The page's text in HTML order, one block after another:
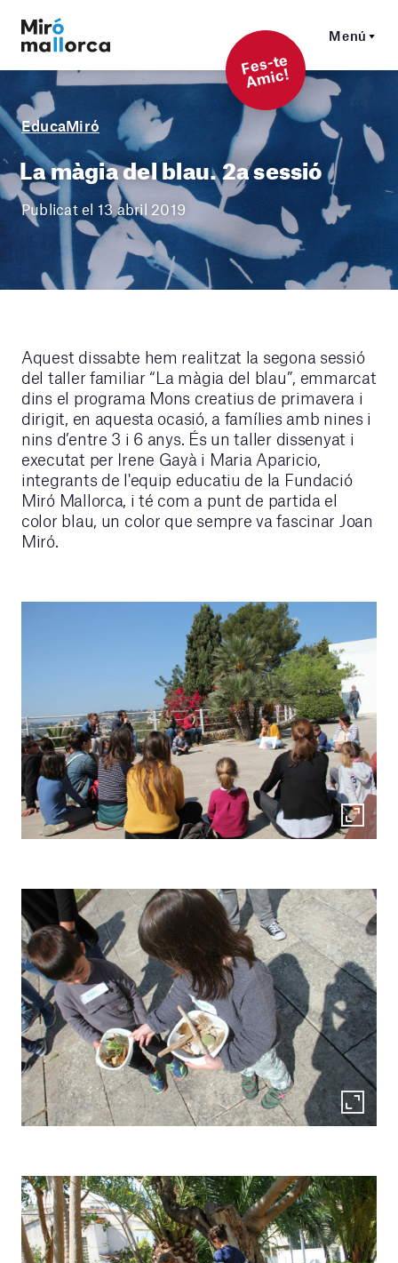
Menú
F
es-t
e
A
mi
c!
EducaMiró
La màgia del blau. 2a sessió
Publicat el 13 abril 2019
Aquest dissabte hem realitzat la segona sessió
del taller familiar “La màgia del blau”, emmarcat
dins el programa Mons creatius de primavera i
dirigit, en aquesta ocasió, a famílies amb nines i
nins d’entre 3 i 6 anys. És un taller dissenyat i
executat per Irene Gayà i Maria Aparicio,
integrants de l'equip educatiu de la Fundació
Miró Mallorca, i té com a punt de partida el
color blau, un color que sempre va fascinar Joan
Miró.